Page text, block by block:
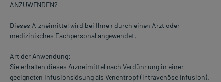
ANZUWENDEN?
Dieses Arzneimittel wird bei Ihnen durch einen Arzt oder
medizinisches Fachpersonal angewendet.
Art der Anwendung:
Sie erhalten dieses Arzneimittel nach Verdünnung in einer
geeigneten Infusionslösung als Venentropf (intravenöse Infusion).